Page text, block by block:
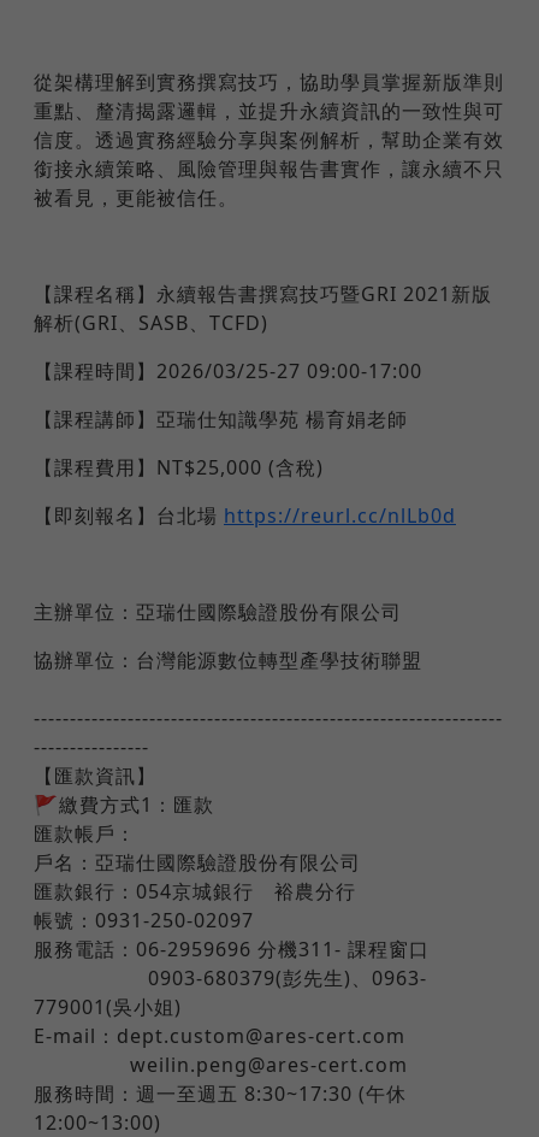
從架構理解到實務撰寫技巧，協助學員掌握新版準則
重點、釐清揭露邏輯，並提升永續資訊的一致性與可
信度。透過實務經驗分享與案例解析，幫助企業有效
銜接永續策略、風險管理與報告書實作，讓永續不只
被看見，更能被信任。
【課程名稱】永續報告書撰寫技巧暨GRI 2021新版
解析(GRI、SASB、TCFD)
【課程時間】2026/03/25-27 09:00-17:00
【課程講師】亞瑞仕知識學苑 楊育娟老師
【課程費用】NT$25,000 (含稅)
【即刻報名】台北場 https://reurl.cc/nlLb0d
主辦單位：亞瑞仕國際驗證股份有限公司
協辦單位：台灣能源數位轉型產學技術聯盟
-----------------------------------------------------------------
----------------
​【匯款資訊】
🚩繳費方式1：匯款
匯款帳戶：
戶名：亞瑞仕國際驗證股份有限公司
匯款銀行：054京城銀行 裕農分行
帳號：0931-250-02097
服務電話：06-2959696 分機311- 課程窗口
​ ​ ​ ​ ​ ​ ​ ​ 0903-680379(彭先生)、0963-
779001(吳小姐)
E-mail：dept.custom@ares-cert.com
​ ​ ​ ​ ​ ​ ​ weilin.peng@ares-cert.com
服務時間：週一至週五 8:30~17:30 (午休
12:00~13:00)